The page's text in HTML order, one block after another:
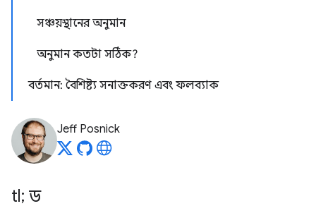
সঞ্চয়স্থানের অনুমান
অনুমান কতটা সঠিক?
বর্তমান: বৈশিষ্ট্য সনাক্তকরণ এবং ফলব্যাক
Jeff Posnick
tl; ড